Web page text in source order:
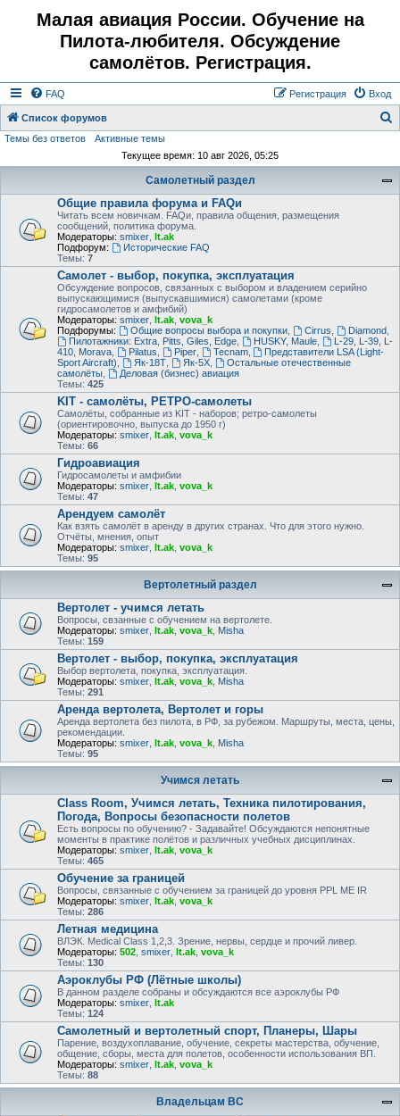
Малая авиация России. Обучение на
Пилота-любителя. Обсуждение
самолётов. Регистрация.
FAQ Вход
Регистрация
Список форумов
Темы без ответов
Активные темы
Текущее время: 10 авг 2026, 05:25
Самолетный раздел
Общие правила форума и FAQи
Читать всем новичкам. FAQи, правила общения, размещения
сообщений, политика форума.
Модераторы: smixer lt.ak
Подфорум:
Исторические FAQ
Темы: 7
Самолет - выбор, покупка, эксплуатация
Обсуждение вопросов, связанных с выбором и владением серийно
выпускающимися (выпускавшимися) самолетами (кроме
гидросамолетов и амфибий)
Модераторы: smixer lt.ak vova_k
Подфорумы:
Общие вопросы выбора и покупки, Cirrus Diamond,
Пилотажники: Extra, Pitts, Giles, Edge, HUSKY, Maule,
L-29, L-39, L-
410, Morava
Pilatus Piper, Tecnam,
Представители LSA (Light-
Sport Aircraft)
Як-18Т, Як-5Х,
Остальные отечественные
самолёты
Деловая (бизнес) авиация
Темы: 425
KIT - самолёты, РЕТРО-самолеты
Самолёты, собранные из KIT - наборов; ретро-самолеты
(ориентировочно, выпуска до 1950 г)
Модераторы: smixer lt.ak vova_k
Темы: 66
Гидроавиация
Гидросамолеты и амфибии
Модераторы: smixer lt.ak vova_k
Темы: 47
Арендуем самолёт
Как взять самолёт в аренду в других странах. Что для этого нужно.
Отчёты, мнения, опыт
Модераторы: smixer lt.ak vova_k
Темы: 95
Вертолетный раздел
Вертолет - учимся летать
Вопросы, свзанные с обучением на вертолете.
Модераторы: smixer lt.ak vova_k Misha
Темы: 159
Вертолет - выбор, покупка, эксплуатация
Выбор вертолета, покупка, эксплуатация.
Модераторы: smixer lt.ak vova_k Misha
Темы: 291
Аренда вертолета, Вертолет и горы
Аренда вертолета без пилота, в РФ, за рубежом. Маршруты, места, цены,
рекомендации.
Модераторы: smixer lt.ak vova_k Misha
Темы: 95
Учимся летать
Class Room, Учимся летать, Техника пилотирования,
Погода, Вопросы безопасности полетов
Есть вопросы по обучению? - Задавайте! Обсуждаются непонятные
моменты в практике полётов и различных учебных дисциплинах.
Модераторы: smixer lt.ak vova_k
Темы: 465
Обучение за границей
Вопросы, связанные с обучением за границей до уровня PPL ME IR
Модераторы: smixer lt.ak vova_k
Темы: 286
Летная медицина
ВЛЭК. Medical Class 1,2,3. Зрение, нервы, сердце и прочий ливер.
Модераторы: 502 smixer lt.ak vova_k
Темы: 130
Аэроклубы РФ (Лётные школы)
В данном разделе собраны и обсуждаются все аэроклубы РФ
Модераторы: smixer lt.ak
Темы: 124
Самолетный и вертолетный спорт, Планеры, Шары
Парение, воздухоплавание, обучение, секреты мастерства, обучение,
общение, сборы, места для полетов, особенности использования ВП.
Модераторы: smixer lt.ak vova_k
Темы: 88
Владельцам ВС